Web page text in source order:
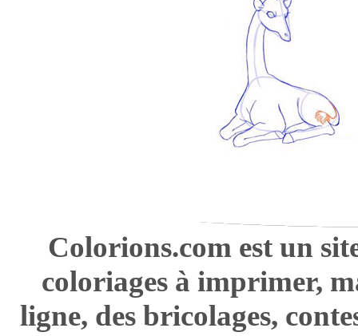
Colorions.com est un
coloriages à imprimer,
ligne, des bricolages,